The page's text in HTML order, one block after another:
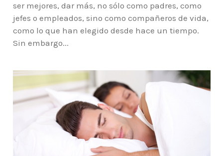
ser mejores, dar más, no sólo como padres, como
jefes o empleados, sino como compañeros de vida,
como lo que han elegido desde hace un tiempo.
Sin embargo...